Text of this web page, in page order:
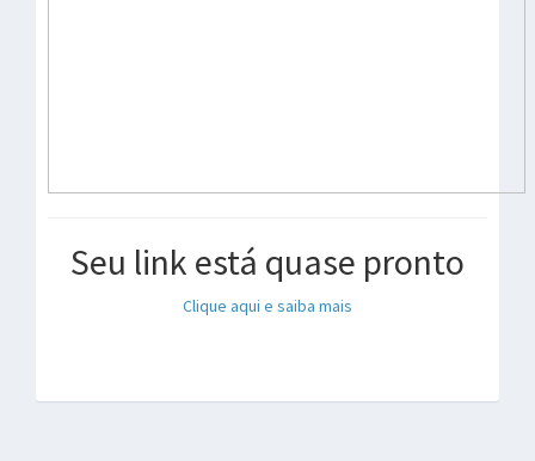
Seu link está quase pronto
Clique aqui e saiba mais